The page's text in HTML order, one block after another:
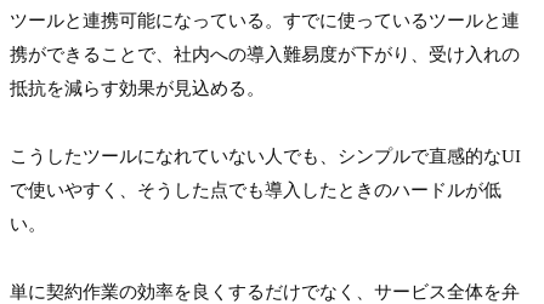
ツールと連携可能になっている。すでに使っているツールと連
携ができることで、社内への導入難易度が下がり、受け入れの
抵抗を減らす効果が見込める。
こうしたツールになれていない人でも、シンプルで直感的なUI
で使いやすく、そうした点でも導入したときのハードルが低
い。
単に契約作業の効率を良くするだけでなく、サービス全体を弁